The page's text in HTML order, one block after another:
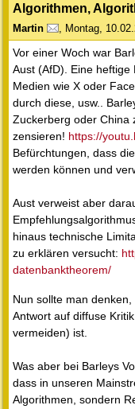
Algorithmen,
Martin , Montag,
Vor einer Woch war
Aust (AfD). Eine
Medien wie X oder
durch diese, usw..
Zuckerberg oder China
zensieren! https://
Befürchtungen, dass
werden können und
Aust verweist aber
hinaus technische
zu erklären versucht:
datenbanktheorem/
Nun sollte man denken,
Antwort auf diffuse
vermeiden) ist.
Was aber bei Barleys
dass in unseren
Algorithmen, sondern